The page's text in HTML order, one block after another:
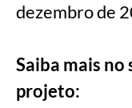
dezembro de
Saiba mais no
projeto: